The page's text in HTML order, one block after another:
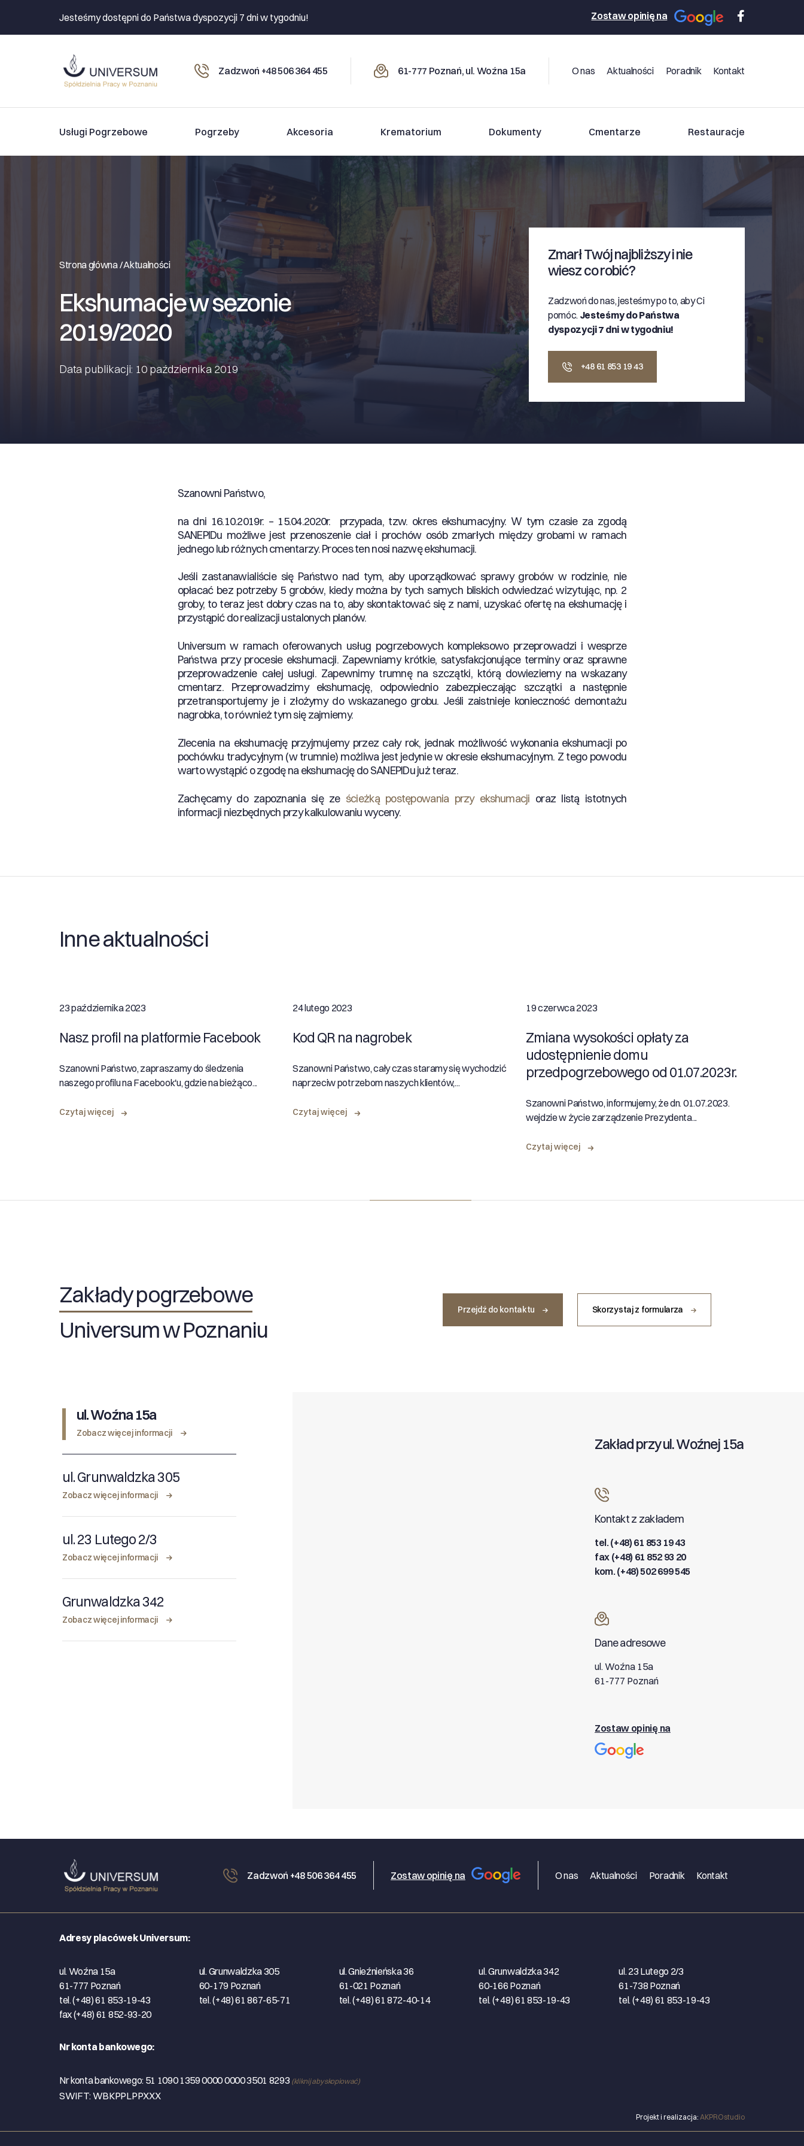
Jesteśmy dostępni do Państwa dyspozycji 7 dni w tygodniu! Zostaw opinię na
Zadzwoń +48 506 364 455 61-777 Poznań, ul. Woźna 15a O nas Aktualności Poradnik Kontakt
Usługi Pogrzebowe Pogrzeby Akcesoria Krematorium Dokumenty Cmentarze Restauracje
Strona główna /Aktualności
Ekshumacje w sezonie
2019/2020
Data publikacji: 10 października 2019
Zmarł Twój najbliższy i nie
wiesz co robić?
Zadzwoń do nas, jesteśmy po to, aby Ci
pomóc. Jesteśmy do Państwa
dyspozycji 7 dni w tygodniu!
+48 61 853 19 43
Szanowni Państwo,
na dni 16.10.2019r. – 15.04.2020r. przypada, tzw. okres ekshumacyjny. W tym czasie za zgodą
SANEPIDu możliwe jest przenoszenie ciał i prochów osób zmarłych między grobami w ramach
jednego lub różnych cmentarzy. Proces ten nosi nazwę ekshumacji.
Jeśli zastanawialiście się Państwo nad tym, aby uporządkować sprawy grobów w rodzinie, nie
opłacać bez potrzeby 5 grobów, kiedy można by tych samych bliskich odwiedzać wizytując, np. 2
groby, to teraz jest dobry czas na to, aby skontaktować się z nami, uzyskać ofertę na ekshumację i
przystąpić do realizacji ustalonych planów.
Universum w ramach oferowanych usług pogrzebowych kompleksowo przeprowadzi i wesprze
Państwa przy procesie ekshumacji. Zapewniamy krótkie, satysfakcjonujące terminy oraz sprawne
przeprowadzenie całej usługi. Zapewnimy trumnę na szczątki, którą dowieziemy na wskazany
cmentarz. Przeprowadzimy ekshumację, odpowiednio zabezpieczając szczątki a następnie
przetransportujemy je i złożymy do wskazanego grobu. Jeśli zaistnieje konieczność demontażu
nagrobka, to również tym się zajmiemy.
Zlecenia na ekshumację przyjmujemy przez cały rok, jednak możliwość wykonania ekshumacji po
pochówku tradycyjnym (w trumnie) możliwa jest jedynie w okresie ekshumacyjnym. Z tego powodu
warto wystąpić o zgodę na ekshumację do SANEPIDu już teraz.
Zachęcamy do zapoznania się ze ścieżką postępowania przy ekshumacji oraz listą istotnych
informacji niezbędnych przy kalkulowaniu wyceny.
Inne aktualności
23 października 2023
Nasz profil na platformie Facebook
Szanowni Państwo, zapraszamy do śledzenia
naszego profilu na Facebook'u, gdzie na bieżąco...
Czytaj więcej
24 lutego 2023
Kod QR na nagrobek
Szanowni Państwo, cały czas staramy się wychodzić
naprzeciw potrzebom naszych klientów,...
Czytaj więcej
19 czerwca 2023
Zmiana wysokości opłaty za
udostępnienie domu
przedpogrzebowego od 01.07.2023r.
Szanowni Państwo, informujemy, że dn. 01.07.2023.
wejdzie w życie zarządzenie Prezydenta...
Czytaj więcej
Zakłady pogrzebowe
Universum w Poznaniu
Przejdź do kontaktu Skorzystaj z formularza
ul. Woźna 15a
Zobacz więcej informacji
ul. Grunwaldzka 305
Zobacz więcej informacji
ul. 23 Lutego 2/3
Zobacz więcej informacji
Grunwaldzka 342
Zobacz więcej informacji
Zakład przy ul. Woźnej 15a
Kontakt z zakładem
tel. (+48) 61 853 19 43
fax (+48) 61 852 93 20
kom. (+48) 502 699 545
Dane adresowe
ul. Woźna 15a
61-777 Poznań
Zostaw opinię na
Zadzwoń +48 506 364 455 Zostaw opinię na O nas Aktualności Poradnik Kontakt
Adresy placówek Universum:
ul. Woźna 15a
61-777 Poznań
tel. (+48) 61 853-19-43
fax (+48) 61 852-93-20
ul. Grunwaldzka 305
60-179 Poznań
tel. (+48) 61 867-65-71
ul. Gnieźnieńska 36
61-021 Poznań
tel. (+48) 61 872-40-14
ul. Grunwaldzka 342
60-166 Poznań
tel. (+48) 61 853-19-43
ul. 23 Lutego 2/3
61-738 Poznań
tel. (+48) 61 853-19-43
Nr konta bankowego:
Nr konta bankowego: 51 1090 1359 0000 0000 3501 8293 (kliknij aby skopiować)
SWIFT: WBKPPLPPXXX
Projekt i realizacja: AKPROstudio